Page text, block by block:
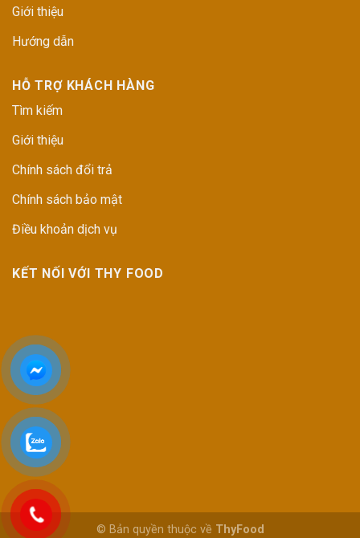
Giới thiệu
Hướng dẫn
HỖ TRỢ KHÁCH HÀNG
Tìm kiếm
Giới thiệu
Chính sách đổi trả
Chính sách bảo mật
Điều khoản dịch vụ
KẾT NỐI VỚI THY FOOD
© Bản quyền thuộc về ThyFood